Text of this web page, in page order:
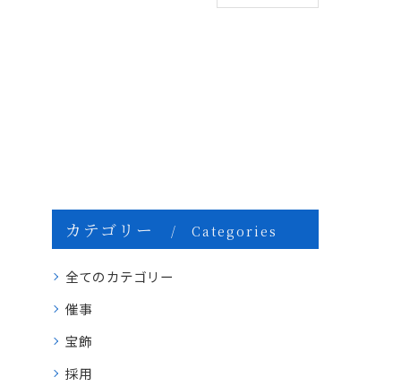
カテゴリー Categories
全てのカテゴリー
催事
宝飾
採用